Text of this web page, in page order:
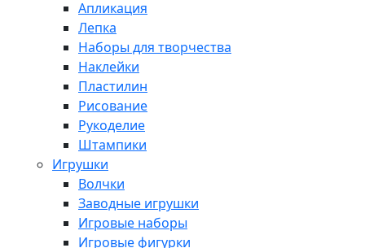
Апликация
Лепка
Наборы для творчества
Наклейки
Пластилин
Рисование
Рукоделие
Штампики
Игрушки
Волчки
Заводные игрушки
Игровые наборы
Игровые фигурки